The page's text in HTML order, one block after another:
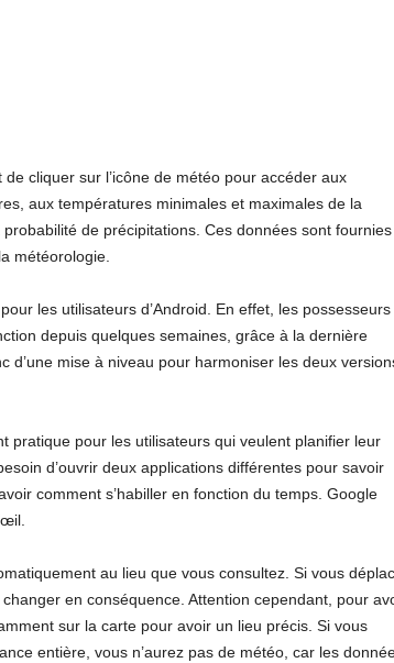
cliquer sur l’icône de météo pour accéder aux
aux températures minimales et maximales de la
de précipitations. Ces données sont fournies
météorologie.
les utilisateurs d’Android. En effet, les possesseurs
depuis quelques semaines, grâce à la dernière
d’une mise à niveau pour harmoniser les deux
pratique pour les utilisateurs qui veulent planifier leur
d’ouvrir deux applications différentes pour savoir
comment s’habiller en fonction du temps. Google
au lieu que vous consultez. Si vous
en conséquence. Attention cependant, pour
sur la carte pour avoir un lieu précis. Si vous
entière, vous n’aurez pas de météo, car les